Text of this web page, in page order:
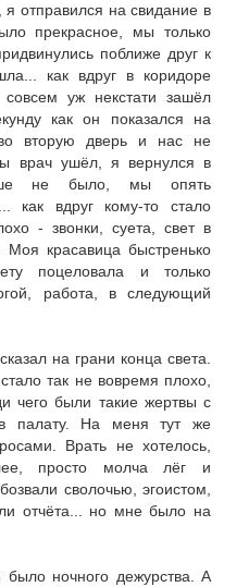
я отправился на свидание в
прекрасное, мы только
поближе друг к
как вдруг в коридоре
уж некстати зашёл
как он показался на
вторую дверь и нас не
врач ушёл, я вернулся в
не было, мы опять
как вдруг кому-то стало
- звонки, суета, свет в
красавица быстренько
поцеловала и только
работа, в следующий
на грани конца света.
так не вовремя плохо,
чего были такие жертвы с
палату. На меня тут же
Врать не хотелось,
просто молча лёг и
сволочью, эгоистом,
отчёта... но мне было на
ночного дежурства. А